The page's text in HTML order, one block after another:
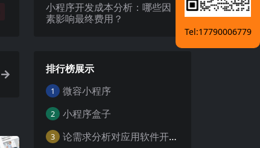
小程序开发成本分析：哪些因
素影响最终费用？
排行榜展示
1 微容小程序
2 小程序盒子
3 论需求分析对应用软件开发的重要性
Tel:17790006779